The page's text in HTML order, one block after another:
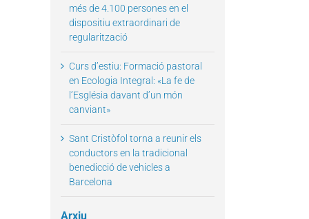
més de 4.100 persones en el
dispositiu extraordinari de
regularització
Curs d’estiu: Formació pastoral
en Ecologia Integral: «La fe de
l’Església davant d’un món
canviant»
Sant Cristòfol torna a reunir els
conductors en la tradicional
benedicció de vehicles a
Barcelona
Arxiu